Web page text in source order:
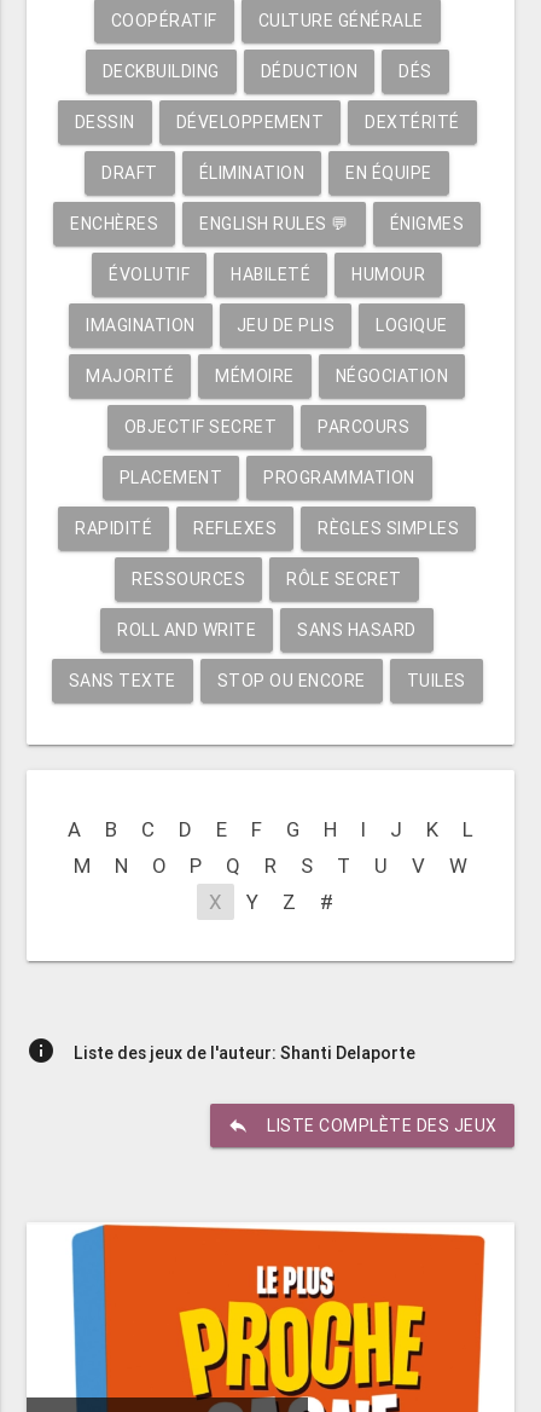
COOPÉRATIF CULTURE GÉNÉRALE
DECKBUILDING DÉDUCTION DÉS
DESSIN DÉVELOPPEMENT DEXTÉRITÉ
DRAFT ÉLIMINATION EN ÉQUIPE
ENCHÈRES ENGLISH RULES 💬 ÉNIGMES
ÉVOLUTIF HABILETÉ HUMOUR
IMAGINATION JEU DE PLIS LOGIQUE
MAJORITÉ MÉMOIRE NÉGOCIATION
OBJECTIF SECRET PARCOURS
PLACEMENT PROGRAMMATION
RAPIDITÉ REFLEXES RÈGLES SIMPLES
RESSOURCES RÔLE SECRET
ROLL AND WRITE SANS HASARD
SANS TEXTE STOP OU ENCORE TUILES
A B C D E F G H I J K
L
M
N O P Q R S T U V
W
X
Y Z #
info Liste des jeux de l'auteur: Shanti Delaporte
reply LISTE COMPLÈTE DES JEUX